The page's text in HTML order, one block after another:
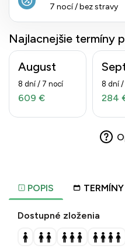
POPIS TERMÍNY
Dostupné zloženia
7 nocí / bez stravy
Najlacnejšie termíny
August
8 dní / 7 nocí
609 €
8 dní
284